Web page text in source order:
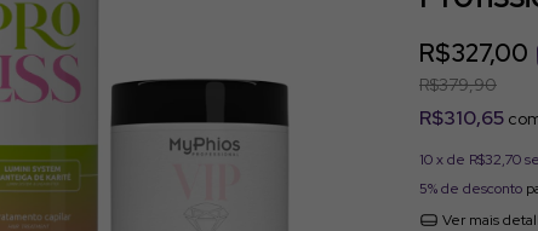
R$327,00
R$379,90
R$310,65
10x de R$32,70
5% de desconto
Ver mais